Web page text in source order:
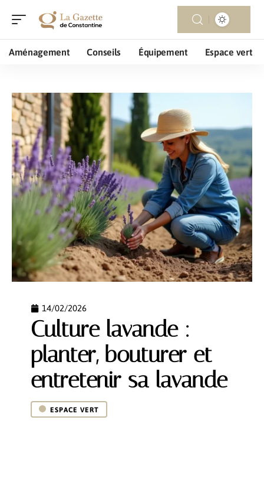
Aménagement Conseils Équipement Espace vert
14/02/2026
Culture lavande :
planter, bouturer et
entretenir sa lavande
ESPACE VERT